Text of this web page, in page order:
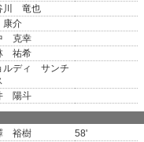
川 竜也
介
克幸
祐希
ルディ サンチ
陽斗
裕樹
58'